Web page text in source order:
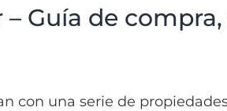
Guía de
con una serie de